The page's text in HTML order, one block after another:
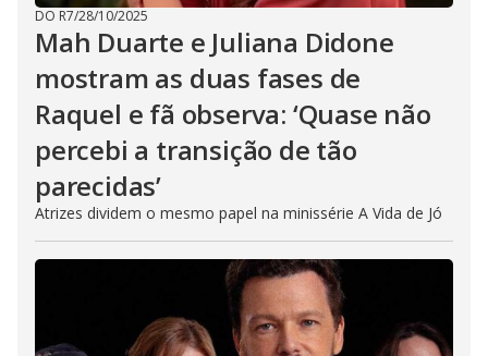
DO R7/28/10/2025
Mah Duarte e Juliana Didone
mostram as duas fases de
Raquel e fã observa: ‘Quase não
percebi a transição de tão
parecidas’
Atrizes dividem o mesmo papel na minissérie A Vida de Jó